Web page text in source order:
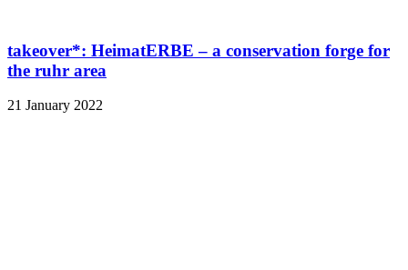
takeover*: HeimatERBE – a conservation forge for
the ruhr area
21 January 2022